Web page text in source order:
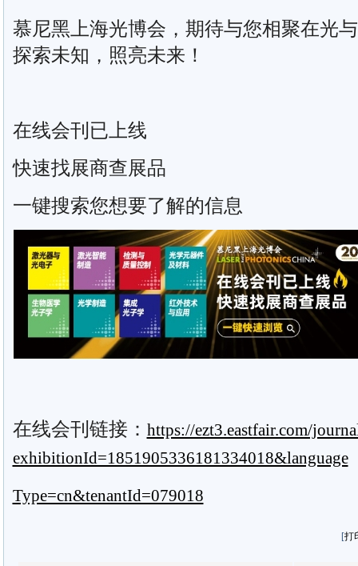
慕尼黑上海光博会，期待与您相聚在光
探索未知，照亮未来！
在线会刊已上线
快速找展商查展品
一键搜索您想要了解的信息
在线会刊链接： https://ezt3.eastfair.com/
exhibitionId=1851905336181334018&language
Type=cn&tenantId=079018
[打